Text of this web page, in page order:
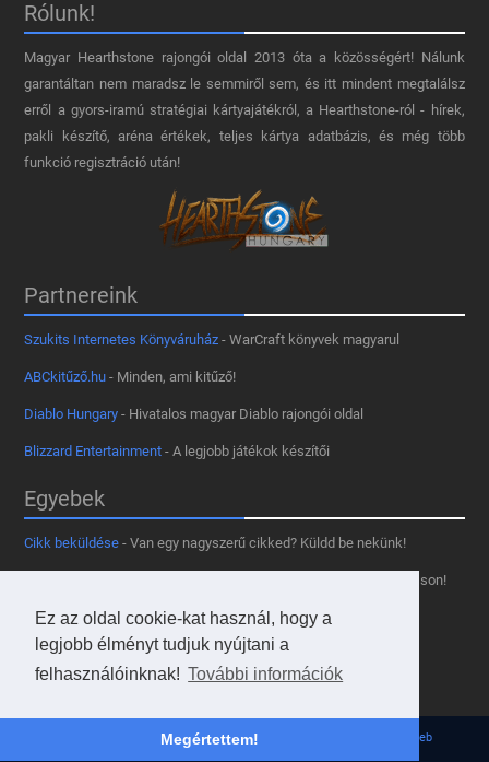
Ez az oldal cookie-kat használ, hogy a
legjobb élményt tudjuk nyújtani a
felhasználóinknak! További információk
Megértettem!
Rólunk!
Magyar Hearthstone​ rajongói oldal 2013 óta a közösségért! Nálunk
garantáltan nem maradsz le semmiről sem, és itt mindent megtalálsz
erről a gyors-iramú stratégiai kártyajátékról, a Hearthstone-ról - hírek,
pakli készítő, aréna értékek, teljes kártya adatbázis, és még több
funkció regisztráció után!
Partnereink
Szukits Internetes Könyváruház - WarCraft könyvek magyarul
ABCkitűző.hu - Minden, ami kitűző!
Diablo Hungary - Hivatalos magyar Diablo rajongói oldal
Blizzard Entertainment - A legjobb játékok készítői
Egyebek
Cikk beküldése - Van egy nagyszerű cikked? Küldd be nekünk!
- Tetszik az oldal? Segíts, hogy fennmaradhasson!
Kapcsolat, médiaajánlat- Lépj velünk kapcsolatba!
Használd a tooltipünket- A saját oldaladon is!
© 2013 - 2026 Hearthstone Hungary v31.3.0. - Borovi Bence | Powered by JsWeb